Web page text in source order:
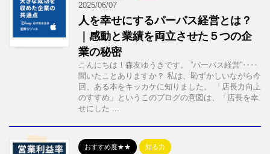
2025/06/07
人を幸せにするパーパス経営とは？
｜感動と業績を両立させた５つの企
業の秘密
こんにちは！森友ゆうきです。 ”パーパス経営”‥‥
聞いたことありますか？ 私は、恥ずかしいながら今
回、ある本をキッカケに知りました。 「店長力向上
のすすめ」というこのブログの意図は、「店長を幸
せにした ...
おすすめ度★★ 知る力